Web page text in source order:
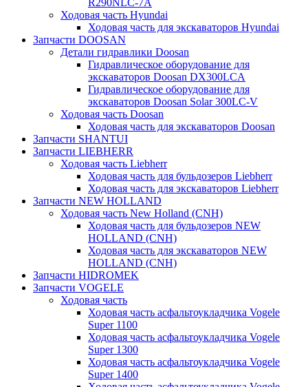
R290NLC-7A
Ходовая часть Hyundai
Ходовая часть для экскаваторов Hyundai
Запчасти DOOSAN
Детали гидравлики Doosan
Гидравлическое оборудование для
экскаваторов Doosan DX300LCA
Гидравлическое оборудование для
экскаваторов Doosan Solar 300LC-V
Ходовая часть Doosan
Ходовая часть для экскаваторов Doosan
Запчасти SHANTUI
Запчасти LIEBHERR
Ходовая часть Liebherr
Ходовая часть для бульдозеров Liebherr
Ходовая часть для экскаваторов Liebherr
Запчасти NEW HOLLAND
Ходовая часть New Holland (CNH)
Ходовая часть для бульдозеров NEW
HOLLAND (CNH)
Ходовая часть для экскаваторов NEW
HOLLAND (CNH)
Запчасти HIDROMEK
Запчасти VOGELE
Ходовая часть
Ходовая часть асфальтоукладчика Vogele
Super 1100
Ходовая часть асфальтоукладчика Vogele
Super 1300
Ходовая часть асфальтоукладчика Vogele
Super 1400